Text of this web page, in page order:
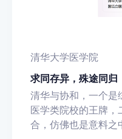
清华大学医学院
求同存异，殊途同归
清华与协和，一个是
医学类院校的王牌，
合，仿佛也是意料之